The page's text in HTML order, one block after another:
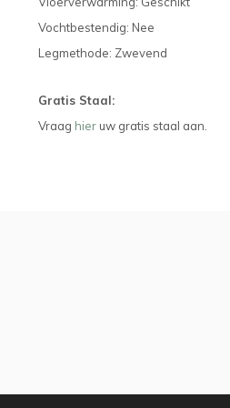
Vochtbestendig: Nee
Legmethode: Zwevend
Gratis Staal:
Vraag hier uw gratis staal aan.